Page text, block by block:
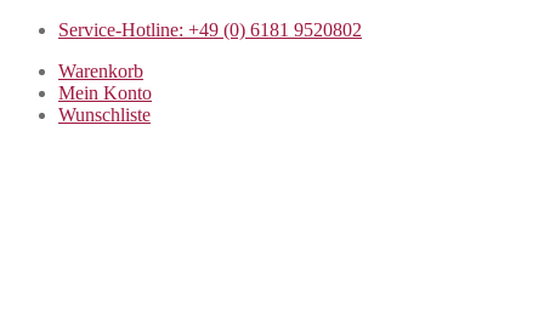
Service-Hotline: +49 (0) 6181 9520802
Warenkorb
Mein Konto
Wunschliste